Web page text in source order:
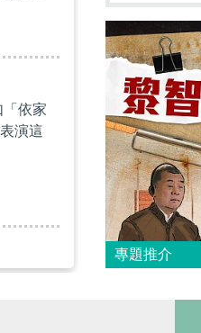
依家
演這
專題推介